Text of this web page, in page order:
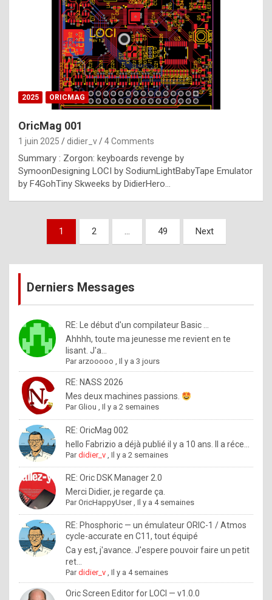
s
t
p
h
o
n
y
l
e
x
a
%
m
a
d
b
y
o
l
e
x
.
I
f
y
o
2025 ORICMAG
OricMag 001
1 juin 2025 didier_v 4 Comments
Summary : Zorgon: keyboards revenge by
SymoonDesigning LOCI by SodiumLightBabyTape Emulator
by F4GohTiny Skweeks by DidierHero…
Pagination
publications
1 2 … 49 Next
Derniers Messages
RE: Le début d'un compilateur Basic ...
Ahhhh, toute ma jeunesse me revient en te
lisant. J'a...
Par arzooooo ,Il y a 3 jours
RE: NASS 2026
Mes deux machines passions.
ParGliou ,Il y a 2 semaines
RE: OricMag 002
hello Fabrizio a déjà publié il y a 10 ans. Il a réce...
Pardidier_v ,Il y a 2 semaines
RE: Oric DSK Manager 2.0
Merci Didier, je regarde ça.
ParOricHappyUser,Il y a 4 semaines
RE: Phosphoric — un émulateur ORIC-1 / Atmos
cycle-accurate en C11, tout équipé
Ca y est, j'avance. J'espere pouvoir faire un petit
ret...
Pardidier_v ,Il y a 4 semaines
Oric Screen Editor for LOCI — v1.0.0